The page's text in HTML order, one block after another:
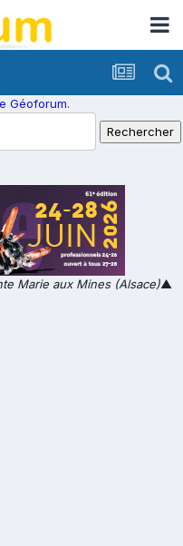
Géoforum.
Marie aux Mines (Alsace)▲